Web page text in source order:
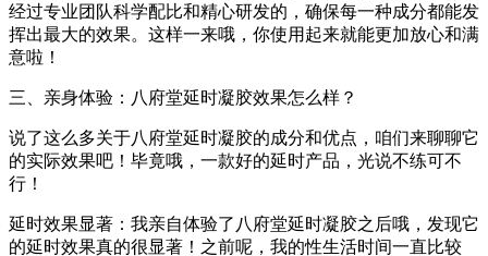
经过专业团队科学配比和精心研发的，确保每一种成分都能发
挥出最大的效果。这样一来哦，你使用起来就能更加放心和满
意啦！
三、亲身体验：八府堂延时凝胶效果怎么样？
说了这么多关于八府堂延时凝胶的成分和优点，咱们来聊聊它
的实际效果吧！毕竟哦，一款好的延时产品，光说不练可不
行！
延时效果显著：我亲自体验了八府堂延时凝胶之后哦，发现它
的延时效果真的很显著！之前呢，我的性生活时间一直比较